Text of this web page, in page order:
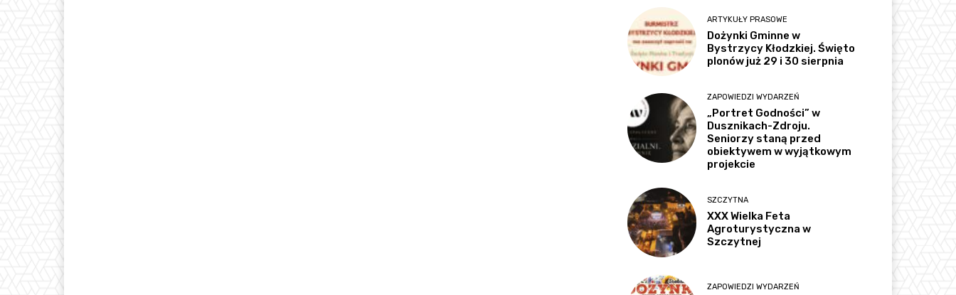
ARTYKUŁY PRASOWE
Dożynki Gminne w
Bystrzycy Kłodzkiej. Święto
plonów już 29 i 30 sierpnia
ZAPOWIEDZI WYDARZEŃ
„Portret Godności” w
Dusznikach-Zdroju.
Seniorzy staną przed
obiektywem w wyjątkowym
projekcie
SZCZYTNA
XXX Wielka Feta
Agroturystyczna w
Szczytnej
ZAPOWIEDZI WYDARZEŃ